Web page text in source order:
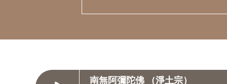
南無阿彌陀佛 （淨土宗）